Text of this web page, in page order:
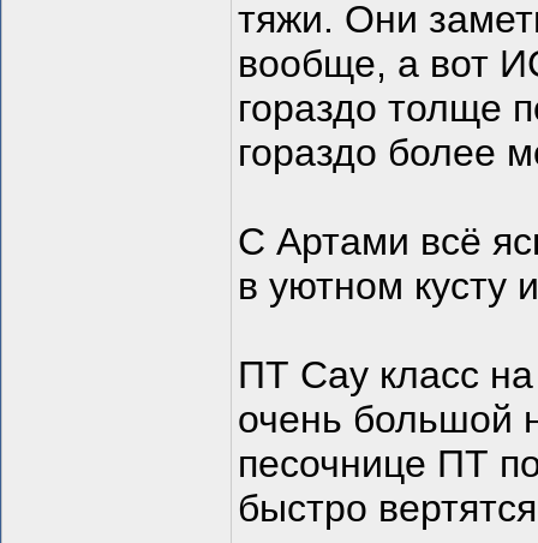
тяжи. Они
вообще, а вот
гораздо толще
гораздо более
С Артами всё
в уютном
ПТ Сау класс
очень большой
песочнице ПТ
быстро